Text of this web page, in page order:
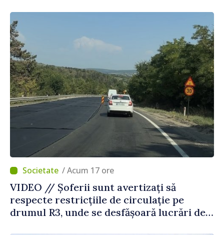
Străinătate
/ Acum 17 ore
VIDEO // Șoferii sunt avertizați să
respecte restricțiile de circulație pe
drumul R3, unde se desfășoară lucrări de